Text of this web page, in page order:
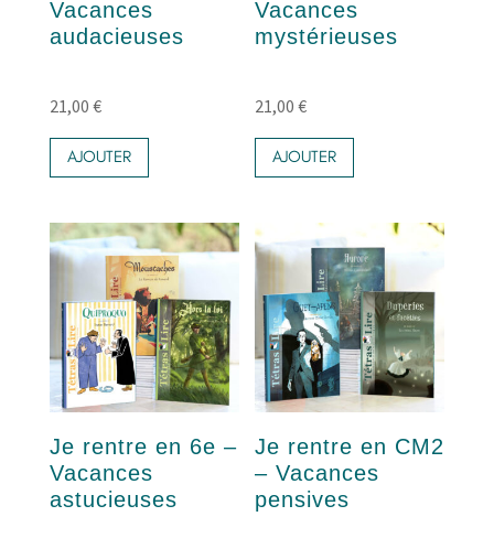
Vacances
audacieuses
21,00 €
AJOUTER
Vacances
mystérieuses
21,00€
AJOUTER
Je rentre en 6e –
Vacances
astucieuses
Je rentre en CM2
– Vacances
pensives